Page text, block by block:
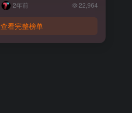
2年前 22,964
查看完整榜单